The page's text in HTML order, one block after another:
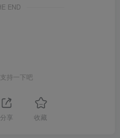
END
持一下吧
分享 收藏